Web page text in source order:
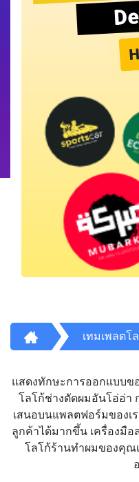
เทมเพลตโ
แสดงทักษะการออกแบบ
โลโก้ช่างตัดผมอันโอ่อ่า
เสนอบนแพลตฟอร์มของเ
ลูกค้าได้มากขึ้น เครื่องมือ
โลโก้ร้านทำผมของคุณ